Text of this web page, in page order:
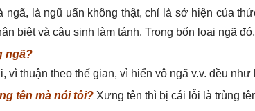
ngã, là ngũ uẩn không thật, chỉ là sở hiện của
biệt và câu sinh làm tánh. Trong bốn loại ngã
ngã?
vì thuận theo thế gian, vì hiển vô ngã v.v. đều như
tên mà nói tôi? Xưng tên thì bị cái lỗi là trùng